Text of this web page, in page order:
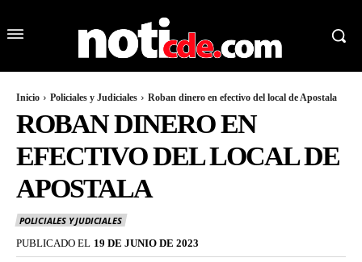
Inicio Policiales y Judiciales Roban dinero en efectivo del local de Apostala
ROBAN DINERO EN
EFECTIVO DEL LOCAL DE
APOSTALA
POLICIALES Y JUDICIALES
PUBLICADO EL 19 DE JUNIO DE 2023